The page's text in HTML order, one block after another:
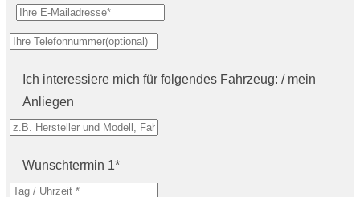
Ich interessiere mich für folgendes Fahrzeug: / mein
Anliegen
Wunschtermin 1*